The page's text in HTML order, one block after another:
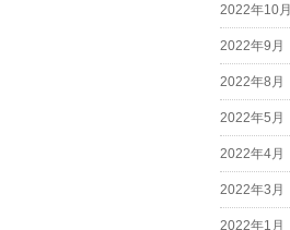
2022年10月
2022年9月
2022年8月
2022年5月
2022年4月
2022年3月
2022年1月